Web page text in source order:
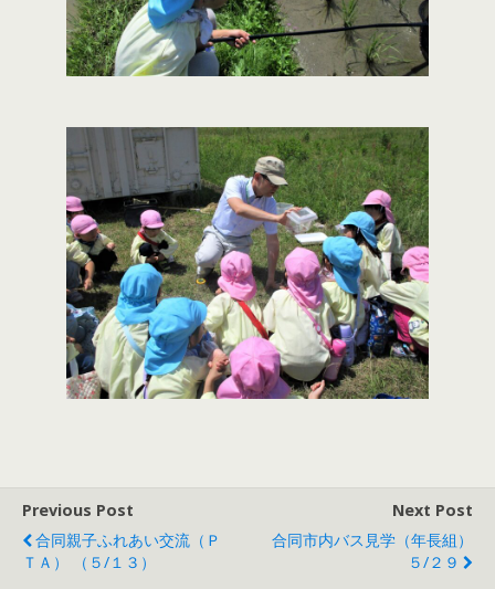
Previous Post
合同親子ふれあい交流（Ｐ
ＴＡ） （５/１３）
Next Post
合同市内バス見学（年長組）
５/２９